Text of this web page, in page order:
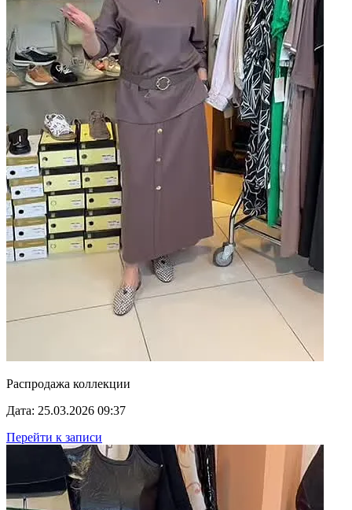
Распродажа коллекции
Дата: 25.03.2026 09:37
Перейти к записи